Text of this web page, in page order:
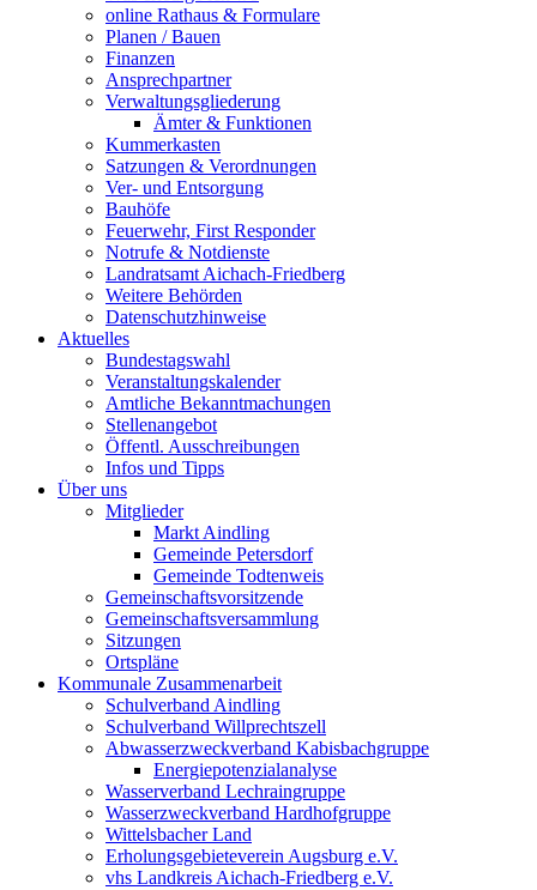
online Rathaus & Formulare
Planen / Bauen
Finanzen
Ansprechpartner
Verwaltungsgliederung
Ämter & Funktionen
Kummerkasten
Satzungen & Verordnungen
Ver- und Entsorgung
Bauhöfe
Feuerwehr, First Responder
Notrufe & Notdienste
Landratsamt Aichach-Friedberg
Weitere Behörden
Datenschutzhinweise
Aktuelles
Bundestagswahl
Veranstaltungskalender
Amtliche Bekanntmachungen
Stellenangebot
Öffentl. Ausschreibungen
Infos und Tipps
Über uns
Mitglieder
Markt Aindling
Gemeinde Petersdorf
Gemeinde Todtenweis
Gemeinschaftsvorsitzende
Gemeinschaftsversammlung
Sitzungen
Ortspläne
Kommunale Zusammenarbeit
Schulverband Aindling
Schulverband Willprechtszell
Abwasserzweckverband Kabisbachgruppe
Energiepotenzialanalyse
Wasserverband Lechraingruppe
Wasserzweckverband Hardhofgruppe
Wittelsbacher Land
Erholungsgebieteverein Augsburg e.V.
vhs Landkreis Aichach-Friedberg e.V.